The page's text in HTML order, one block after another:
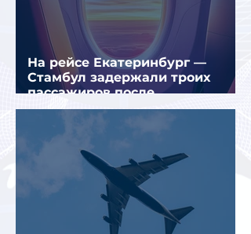
На рейсе Екатеринбург —
Стамбул задержали троих
пассажиров после
предполагаемой серии краж